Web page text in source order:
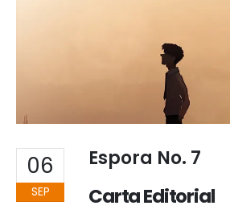
06
SEP
Espora No. 7
Carta Editorial